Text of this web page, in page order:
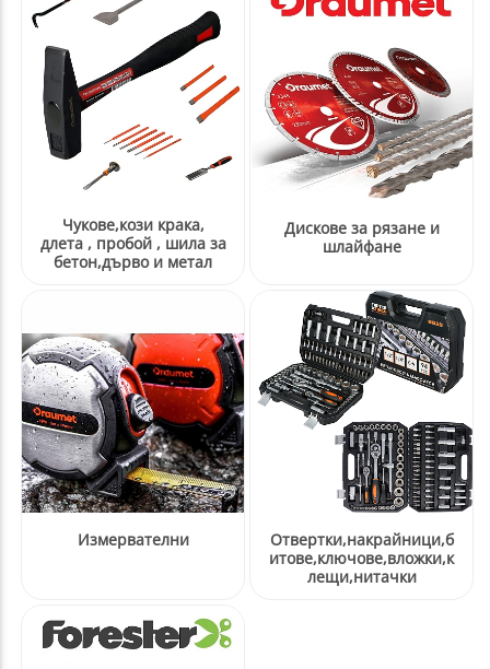
и разделители на фуги
Чукове,кози крака,
длета , пробой , шила за
бетон,дърво и метал
Дискове за рязане и
шлайфане
Измервателни
Отвертки,накрайници,б
итове,ключове,вложки,к
лещи,нитачки